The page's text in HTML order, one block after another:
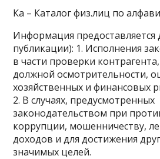
Ка – Каталог физ.лиц по
Информация предоставляется
публикации): 1. Исполнения
в части проверки
должной осмотрительности,
хозяйственных и финансовых
2. В случаях, предусмотренных
законодательством при
коррупции, мошенничеству,
доходов и для достижения
значимых целей.